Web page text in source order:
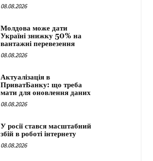
08.08.2026
Молдова може дати
Україні знижку 50% на
вантажні перевезення
08.08.2026
Актуалізація в
ПриватБанку: що треба
мати для оновлення даних
08.08.2026
У росії стався масштабний
збій в роботі інтернету
08.08.2026